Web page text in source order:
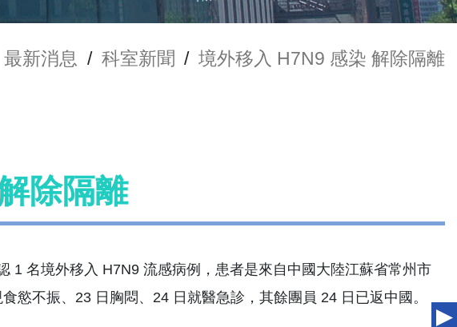
最新消息 / 科室新聞 / 境外移入 H7N9 感染 解除隔離
除隔離
1 名境外移入 H7N9 流感病例，患者是來自中國大陸江蘇省常州市
慾不振、23 日胸悶、24 日就醫急診，其餘團員 24 日已返中國。